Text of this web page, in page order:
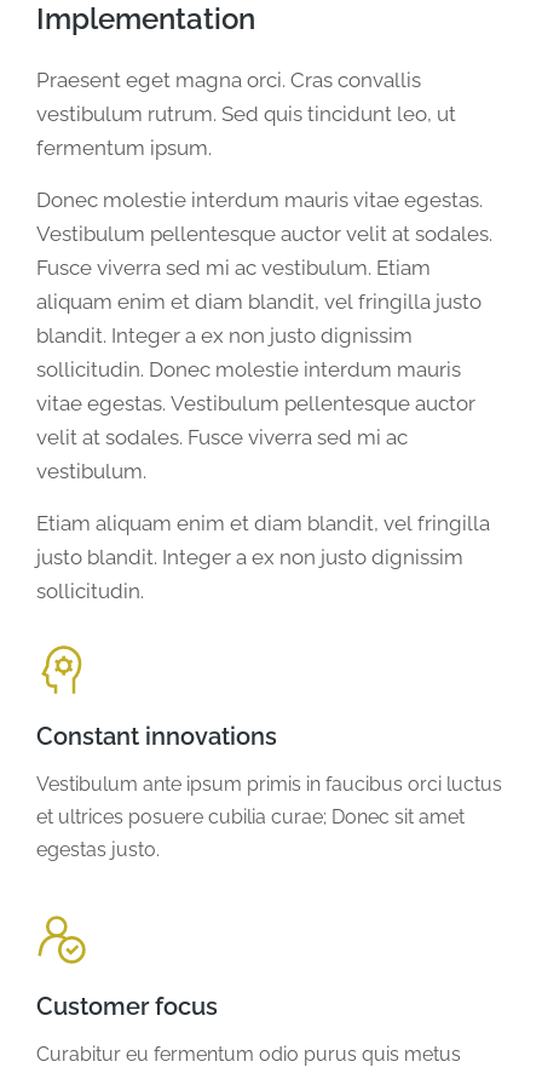
Implementation
Praesent eget magna orci. Cras convallis
vestibulum rutrum. Sed quis tincidunt leo, ut
fermentum ipsum.
Donec molestie interdum mauris vitae egestas.
Vestibulum pellentesque auctor velit at sodales.
Fusce viverra sed mi ac vestibulum. Etiam
aliquam enim et diam blandit, vel fringilla justo
blandit. Integer a ex non justo dignissim
sollicitudin. Donec molestie interdum mauris
vitae egestas. Vestibulum pellentesque auctor
velit at sodales. Fusce viverra sed mi ac
vestibulum.
Etiam aliquam enim et diam blandit, vel fringilla
justo blandit. Integer a ex non justo dignissim
sollicitudin.
Constant innovations
Vestibulum ante ipsum primis in faucibus orci luctus
et ultrices posuere cubilia curae; Donec sit amet
egestas justo.
Customer focus
Curabitur eu fermentum odio purus quis metus